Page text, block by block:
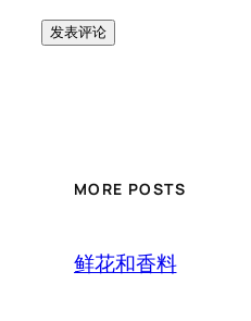
MORE POSTS
鲜花和香料